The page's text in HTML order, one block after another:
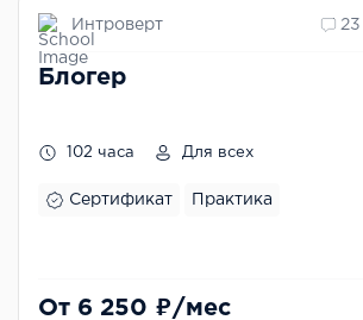
Интроверт 23
Блогер
102 часа Для всех
Сертификат Практика
От 6 250 ₽/мес